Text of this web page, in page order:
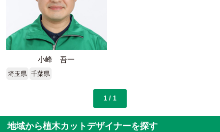
小峰 吾一
埼玉県 千葉県
1 / 1
地域から植木カットデザイナーを探す